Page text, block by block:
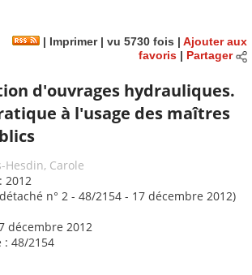
| Imprimer| vu 5730 fois | Ajouter aux
favoris| Partager
d'ouvrages hydrauliques.
à l'usage des maîtres
Hesdin, Carole
2012
n° 2 - 48/2154 - 17 décembre 2012)
décembre 2012
48/2154